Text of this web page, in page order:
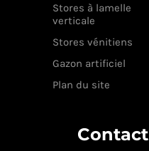
Stores à lamelle
verticale
Stores vénitiens
Gazon artificiel
Plan du site
Contact